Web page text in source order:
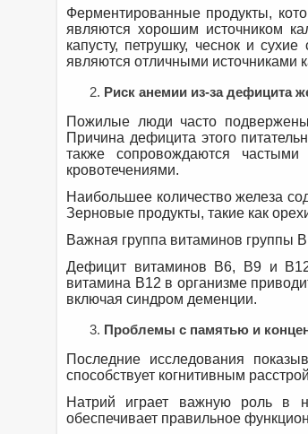
Ферментированные продукты,
являются хорошим источником
капусту, петрушку, чеснок и
являются отличными источниками
Риск анемии из-за дефицита
Пожилые люди часто подвержены
Причина дефицита этого
также сопровождаются
кровотечениями.
Наибольшее количество железа
Зерновые продукты, такие как
Важная группа витаминов группы
Дефицит витаминов B6, B9 и B12
витамина B12 в организме
включая синдром деменции.
Проблемы с памятью и
Последние исследования
способствует когнитивным
Натрий играет важную роль в
обеспечивает правильное